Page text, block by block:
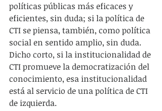
políticas públicas más eficaces y
eficientes, sin duda; si la política de
CTI se piensa, también, como política
social en sentido amplio, sin duda.
Dicho corto, si la institucionalidad de
CTI promueve la democratización del
conocimiento, esa institucionalidad
está al servicio de una política de CTI
de izquierda.